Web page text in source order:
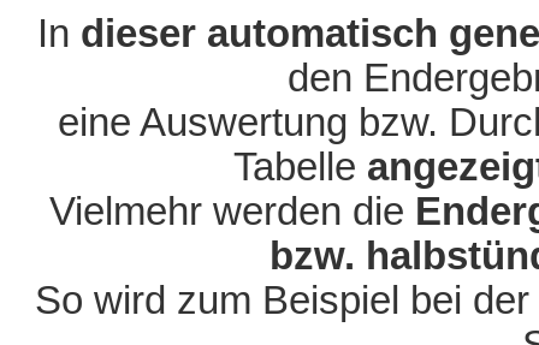
In dieser automatisch
den
eine Auswertung bzw.
Tabelle
Vielmehr werden die
bzw.
So wird zum Beispiel bei